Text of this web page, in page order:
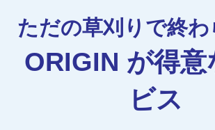
ただの草刈りで終わ
ORIGIN が得意
ビス